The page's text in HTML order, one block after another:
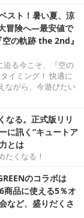
スト！暑い夏、涼
冒険へ―最安値で
の軌跡 the 2nd』
迫る今こそ、『空の
イミング！ 快適に
ながら、今遊びたい
なる。正式版リリ
に訊く“キュートア
とは
たくなる！
のコラボは
商品に使える5％オ
など、盛りだくさ